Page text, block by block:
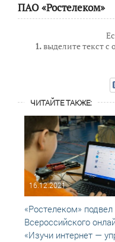
ПАО «Ростелеком»
1.выделите текст
ЧИТАЙТЕ ТАКЖЕ:
16.12.2021
«Ростелеком» подвел
Всероссийского
«Изучи интернет —